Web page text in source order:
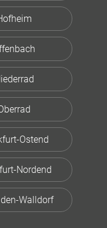
Ostend
Nordend
Walldorf